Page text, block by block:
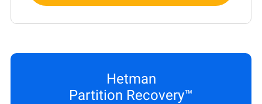
Hetman
Partition Recovery™